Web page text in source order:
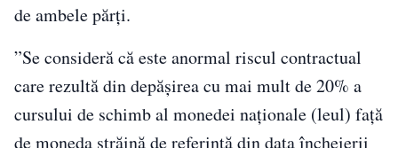
de ambele părţi.
”Se consideră că este anormal riscul contractual
care rezultă din depăşirea cu mai mult de 20% a
cursului de schimb al monedei naţionale (leul) faţă
de moneda străină de referinţă din data încheierii